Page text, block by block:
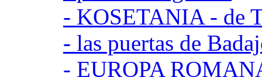
- KOSETANIA - de
- las puertas de
- EUROPA